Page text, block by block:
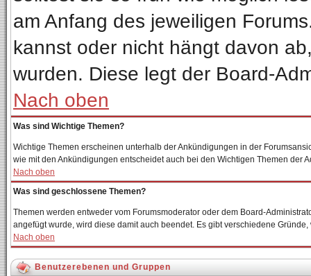
am Anfang des jeweiligen
kannst oder nicht hängt davon
wurden. Diese legt der Board-
Nach oben
Was sind Wichtige Themen?
Wichtige Themen erscheinen unterhalb der Ankündigungen in der
wie mit den Ankündigungen entscheidet auch bei den Wichtigen Themen der
Nach oben
Was sind geschlossene Themen?
Themen werden entweder vom Forumsmoderator oder dem Board-
angefügt wurde, wird diese damit auch beendet. Es gibt verschiedene
Nach oben
Benutzerebenen und Gruppen